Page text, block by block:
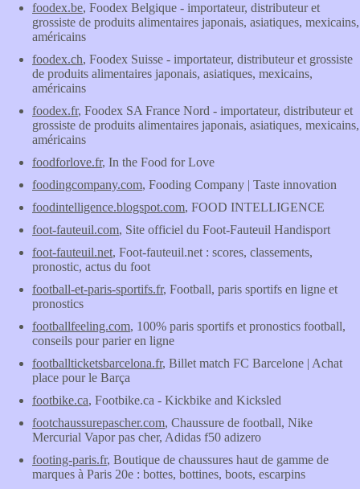
foodex.be, Foodex Belgique - importateur, distributeur et
grossiste de produits alimentaires japonais, asiatiques, mexicains,
américains
foodex.ch, Foodex Suisse - importateur, distributeur et grossiste
de produits alimentaires japonais, asiatiques, mexicains,
américains
foodex.fr, Foodex SA France Nord - importateur, distributeur et
grossiste de produits alimentaires japonais, asiatiques, mexicains,
américains
foodforlove.fr, In the Food for Love
foodingcompany.com, Fooding Company | Taste innovation
foodintelligence.blogspot.com, FOOD INTELLIGENCE
foot-fauteuil.com, Site officiel du Foot-Fauteuil Handisport
foot-fauteuil.net, Foot-fauteuil.net : scores, classements,
pronostic, actus du foot
football-et-paris-sportifs.fr, Football, paris sportifs en ligne et
pronostics
footballfeeling.com, 100% paris sportifs et pronostics football,
conseils pour parier en ligne
footballticketsbarcelona.fr, Billet match FC Barcelone | Achat
place pour le Barça
footbike.ca, Footbike.ca - Kickbike and Kicksled
footchaussurepascher.com, Chaussure de football, Nike
Mercurial Vapor pas cher, Adidas f50 adizero
footing-paris.fr, Boutique de chaussures haut de gamme de
marques à Paris 20e : bottes, bottines, boots, escarpins